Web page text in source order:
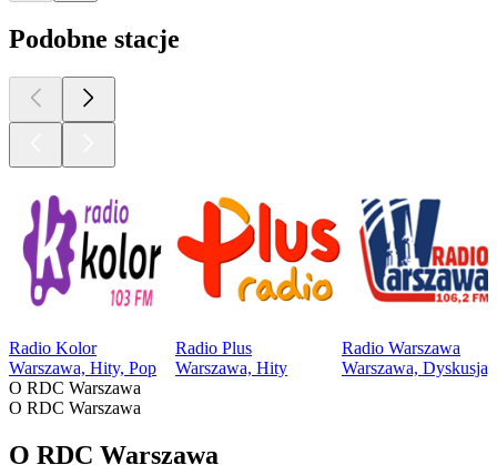
Podobne stacje
Radio Kolor
Warszawa, Hity, Pop
Radio Plus
Warszawa, Hity
Radio Warszawa
Warszawa,
O RDC Warszawa
O RDC Warszawa
O RDC Warszawa